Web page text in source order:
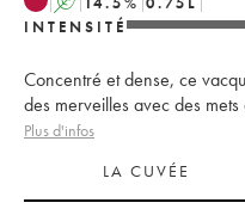
INTENSITÉ
Concentré et dense, ce
des merveilles avec des
Plus d'infos
LA CUVÉE